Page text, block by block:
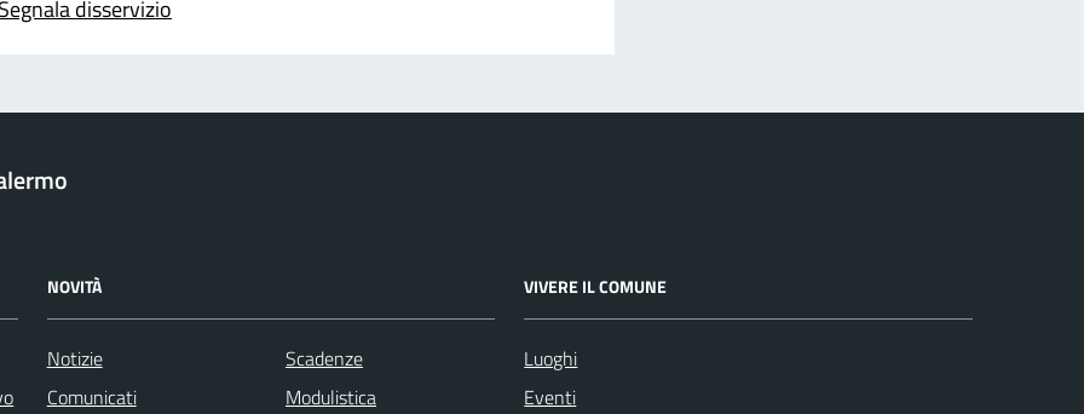
Segnala disservizio
NOVITÀ
Notizie
Comunicati
Scadenze
Modulistica
VIVERE IL COMUNE
Luoghi
Eventi